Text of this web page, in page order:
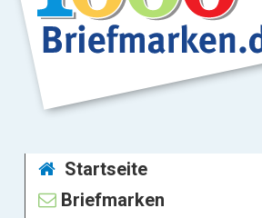
Startseite
Briefmarken